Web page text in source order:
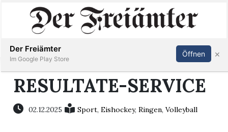
Immobilien
Inserieren Abonnieren Anmelden
RESULTATE-SERVICE
02.12.2025 Sport,Eishockey,Ringen,Volleyball
Der Freiämter
Im Google Play Store
Öffnen ×